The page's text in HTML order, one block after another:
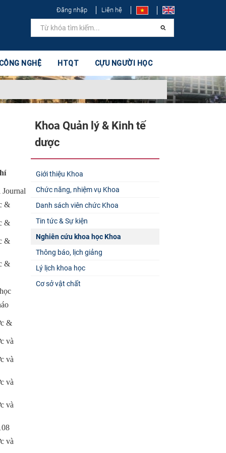
Đăng nhập Liên hệ
NGHỆ HTQT CỰU NGƯỜI HỌC
&
&
&
&
&
và
và
và
và
và
Khoa Quản lý & Kinh tế
dược
Giới thiệu Khoa
Chức năng, nhiệm vụ Khoa
Danh sách viên chức Khoa
Tin tức & Sự kiện
Nghiên cứu khoa học Khoa
Thông báo, lịch giảng
Lý lịch khoa học
Cơ sở vật chất